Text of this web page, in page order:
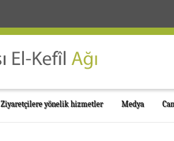
Ziyaretçilere yönelik hizmetler Medya